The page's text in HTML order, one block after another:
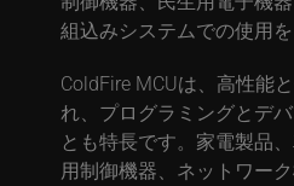
組込みシステムでの使用を
ColdFire MCUは、高性能
れ、プログラミングとデ
とも特長です。家電製品
用制御機器、ネットワー